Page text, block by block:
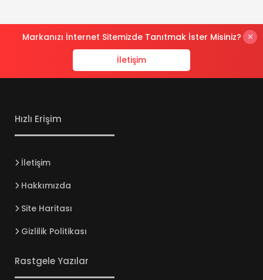
Markanızı İnternet Sitemizde Tanıtmak İster Misiniz?
İletişim
Hızlı Erişim
İletişim
Hakkımızda
Site Haritası
Gizlilik Politikası
Rastgele Yazılar